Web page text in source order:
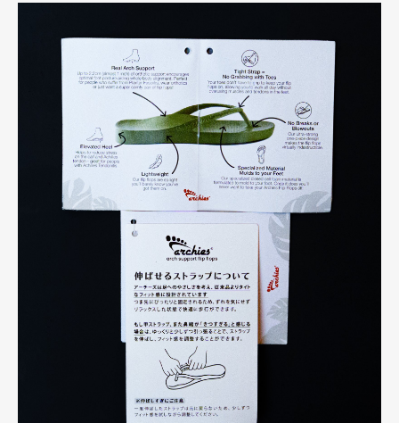
Art&DesignWatchFashion
Gourmet
ProductCultureLifestyle